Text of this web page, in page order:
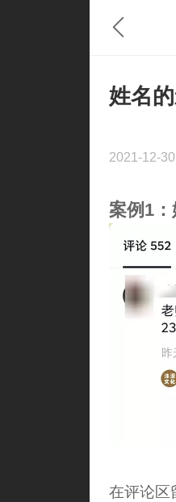
姓名
2021-12-30
案例1
在评论区